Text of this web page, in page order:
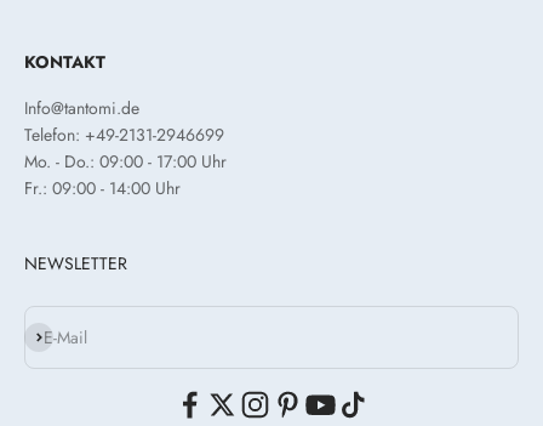
KONTAKT
Info@tantomi.de
Telefon: +49-2131-2946699
Mo. - Do.: 09:00 - 17:00 Uhr
Fr.: 09:00 - 14:00 Uhr
NEWSLETTER
E-Mail
Abonnieren